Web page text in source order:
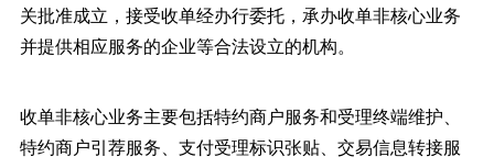
关批准成立，接受收单经办行委托，承办收单非核心业务
并提供相应服务的企业等合法设立的机构。
收单非核心业务主要包括特约商户服务和受理终端维护、
特约商户引荐服务、支付受理标识张贴、交易信息转接服